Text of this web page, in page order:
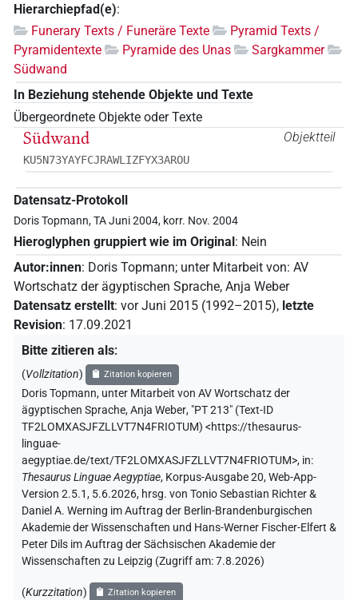
Hierarchiepfad(e):
Funerary Texts / Funeräre Texte
Pyramid Texts /
Pyramidentexte
Pyramide des Unas
Sargkammer
Südwand
In Beziehung stehende Objekte und Texte
Übergeordnete Objekte oder Texte
Objektteil
Südwand
KU5N73YAYFCJRAWLIZFYX3AROU
Datensatz-Protokoll
Doris Topmann, TA Juni 2004, korr. Nov. 2004
Hieroglyphen gruppiert wie im Original: Nein
Autor:innen: Doris Topmann; unter Mitarbeit von: AV
Wortschatz der ägyptischen Sprache, Anja Weber
Datensatz erstellt: vor Juni 2015 (1992–2015), letzte
Revision: 17.09.2021
Bitte zitieren als:
(Vollzitation) Zitation kopieren
Doris Topmann, unter Mitarbeit von AV Wortschatz der
ägyptischen Sprache,Anja Weber, "PT 213" (Text-ID
TF2LOMXASJFZLLVT7N4FRIOTUM) <https://thesaurus-
linguae-
aegyptiae.de/text/TF2LOMXASJFZLLVT7N4FRIOTUM>, in:
Thesaurus Linguae Aegyptiae, Korpus-Ausgabe 20, Web-App-
Version 2.5.1, 5.6.2026, hrsg. von Tonio Sebastian Richter &
Daniel A. Werning im Auftrag der Berlin-Brandenburgischen
Akademie der Wissenschaften und Hans-Werner Fischer-Elfert &
Peter Dils im Auftrag der Sächsischen Akademie der
Wissenschaften zu Leipzig (Zugriff am:7.8.2026)
(Kurzzitation) Zitation kopieren